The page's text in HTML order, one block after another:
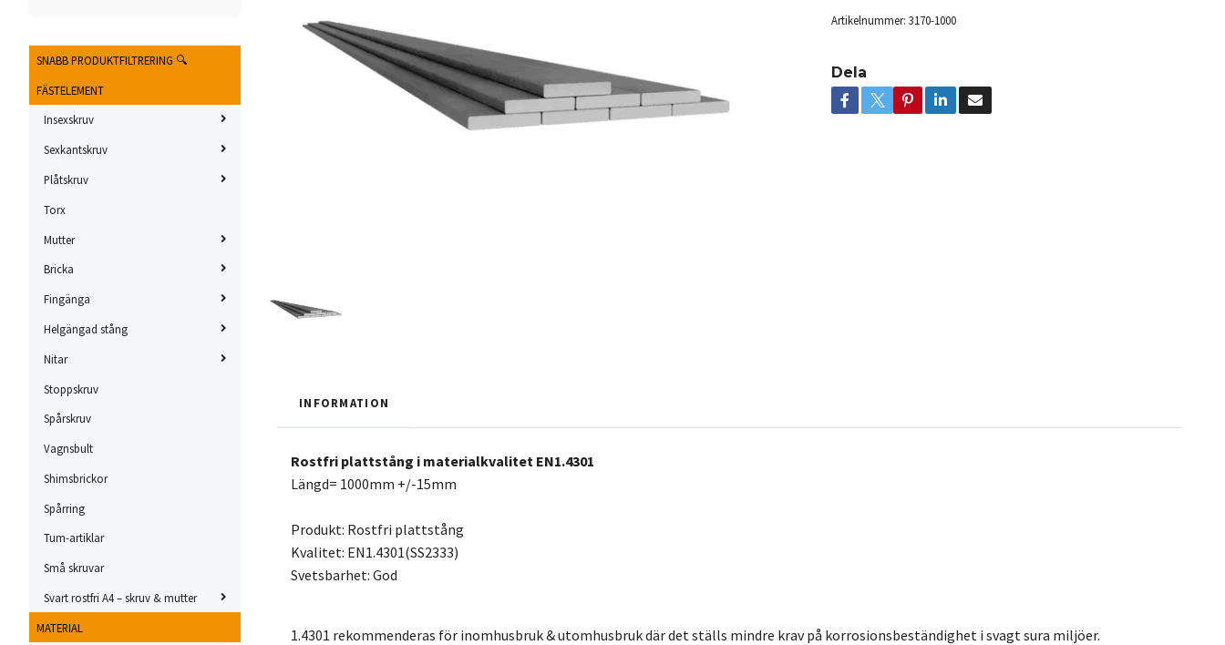
SNABB PRODUKTFILTRERING 🔍
FÄSTELEMENT
Insexskruv
Sexkantskruv
Plåtskruv
Torx
Mutter
Bricka
Fingänga
Helgängad stång
Nitar
Stoppskruv
Spårskruv
Vagnsbult
Shimsbrickor
Spårring
Tum-artiklar
Små skruvar
Svart rostfri A4 – skruv & mutter
MATERIAL
Artikelnummer: 3170-1000
Dela
INFORMATION
Rostfri plattstång i materialkvalitet EN1.4301
Längd= 1000mm +/-15mm
Produkt: Rostfri plattstång
Kvalitet: EN1.4301(SS2333)
Svetsbarhet: God
1.4301 rekommenderas för inomhusbruk & utomhusbruk där det ställs mindre krav på korrosionsbeständighet i svagt sura miljöer.